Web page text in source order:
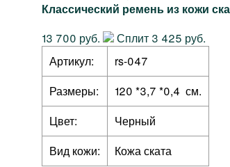
Классический ремень из кожи
13 700 руб.
Сплит 3 425 руб.
Артикул:
rs-047
Размеры:
120 *3,7 *0,4 см.
Цвет:
Черный
Вид кожи:
Кожа ската